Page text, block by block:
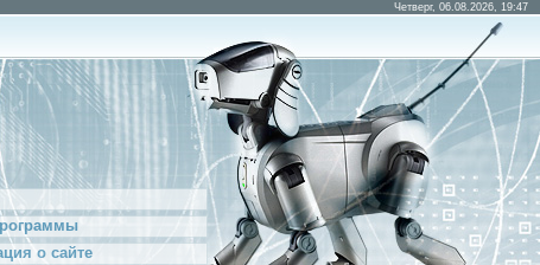
Четверг, 06.08.2026, 19:47
о сайте